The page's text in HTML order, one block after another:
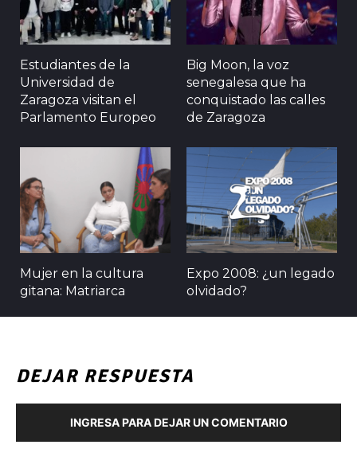
Estudiantes de la
Universidad de
Zaragoza visitan el
Parlamento Europeo
Big Moon, la voz
senegalesa que ha
conquistado las calles
de Zaragoza
Mujer en la cultura
gitana: Matriarca
Expo 2008: ¿un legado
olvidado?
DEJAR RESPUESTA
INGRESA PARA DEJAR UN COMENTARIO